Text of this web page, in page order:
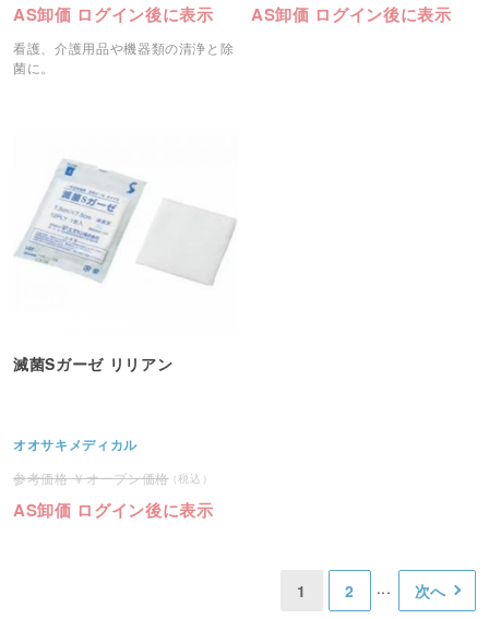
AS卸価 ログイン後に表示
看護、介護用品や機器類の清浄と除
菌に。
AS卸価 ログイン後に表示
滅菌Sガーゼ リリアン
オオサキメディカル
オープン価格
AS卸価 ログイン後に表示
1 2 次へ